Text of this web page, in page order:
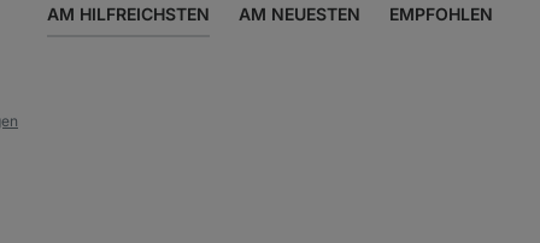
AM HILFREICHSTEN AM NEUESTEN EMPFOHLEN